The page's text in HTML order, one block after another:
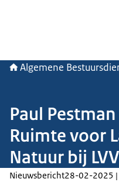
Algemene
Paul
Ruimte voor
Natuur bij
Nieuwsbericht28-02-2025